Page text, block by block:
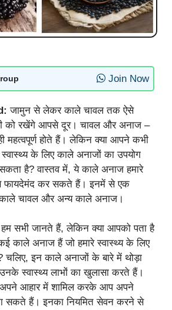
Join Now
जामुन से लेकर काले चावल तक ऐसे
को रखेंगे आपसे दूर। चावल और अनाज –
महत्वपूर्ण होते हैं। लेकिन क्या आपने कभी
स्वास्थ्य के लिए काले अनाजों का उपयोग
है? वास्तव में, ये काले अनाज हमारे
से फायदेमंद कर सकते हैं। इनमें से एक
काले चावल और अन्य काले अनाज।
सभी जानते हैं, लेकिन क्या आपको पता है
काले अनाज हैं जो हमारे स्वास्थ्य के लिए
चलिए, इन काले अनाजों के बारे में थोड़ा
स्वास्थ्य लाभों का खुलासा करते हैं।
आहार में शामिल करके आप अपने
सकते हैं। इनका नियमित सेवन करने से